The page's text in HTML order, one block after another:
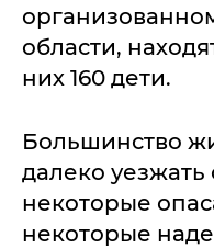
области,
них 160 дети.
Большинство
далеко уезжать
некоторые
некоторые